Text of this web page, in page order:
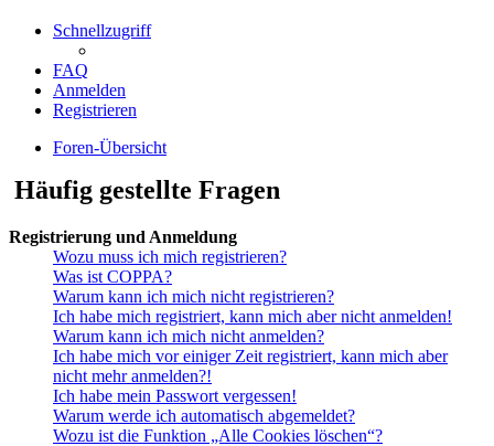
Schnellzugriff
FAQ
Anmelden
Registrieren
Foren-Übersicht
Häufig gestellte Fragen
Registrierung und Anmeldung
Wozu muss ich mich registrieren?
Was ist COPPA?
Warum kann ich mich nicht registrieren?
Ich habe mich registriert, kann mich aber nicht anmelden!
Warum kann ich mich nicht anmelden?
Ich habe mich vor einiger Zeit registriert, kann mich aber
nicht mehr anmelden?!
Ich habe mein Passwort vergessen!
Warum werde ich automatisch abgemeldet?
Wozu ist die Funktion „Alle Cookies löschen“?